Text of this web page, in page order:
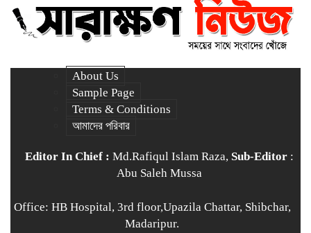
About Us
Sample Page
Terms & Conditions
আমাদের পরিবার
Editor In Chief : Md.Rafiqul Islam Raza, Sub-Editor:
Abu Saleh Mussa
Office: HB Hospital, 3rd floor,Upazila Chattar, Shibchar,
Madaripur.